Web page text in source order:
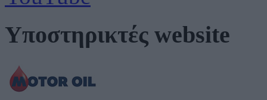
Υποστηρικτές website